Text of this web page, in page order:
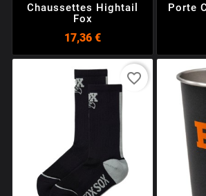
Chaussettes Hightail
Fox
17,36 €
Porte
favorite_border